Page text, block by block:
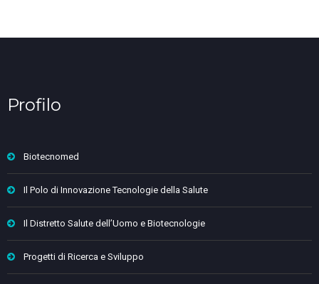
Profilo
Biotecnomed
Il Polo di Innovazione Tecnologie della Salute
Il Distretto Salute dell’Uomo e Biotecnologie
Progetti di Ricerca e Sviluppo